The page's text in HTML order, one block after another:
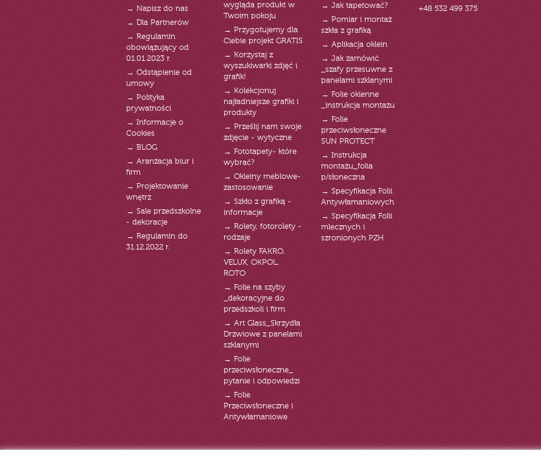
→ Napisz do nas
→ Dla Partnerów
→ Regulamin
obowiązujący od
01.01.2023 r.
→ Odstąpienie od
umowy
→ Polityka
prywatności
→ Informacje o
Cookies
→ BLOG
→ Aranżacja biur i
firm
→ Projektowanie
wnętrz
→ Sale przedszkolne
- dekoracje
→ Regulamin do
31.12.2022 r.
wygląda produkt w
Twoim pokoju
→ Przygotujemy dla
Ciebie projekt GRATIS
→ Korzystaj z
wyszukiwarki zdjęć i
grafik!
→ Kolekcjonuj
najładniejsze grafiki i
produkty
→ Prześlij nam swoje
zdjęcie - wytyczne
→ Fototapety- które
wybrać?
→ Okleiny meblowe-
zastosowanie
→ Szkło z grafiką -
informacje
→ Rolety, fotorolety -
rodzaje
→ Rolety FAKRO,
VELUX, OKPOL,
ROTO
→ Folie na szyby
_dekoracyjne do
przedszkoli i firm
→ Art Glass_Skrzydła
Drzwiowe z panelami
szklanymi
→ Folie
przeciwsłoneczne_
pytanie i odpowiedzi
→ Folie
Przeciwsłoneczne i
Antywłamaniowe
→ Jak tapetować?
→ Pomiar i montaż
szkła z grafiką
→ Aplikacja oklein
→ Jak zamówić
_szafy przesuwne z
panelami szklanymi
→ Folie okienne
_instrukcja montażu
→ Folie
przeciwsłoneczne
SUN PROTECT
→ Instrukcja
montażu_folia
p/słoneczna
→ Specyfikacja Folii
Antywłamaniowych
→ Specyfikacja Folii
mlecznych i
szronionych PZH
+48 532 499 375